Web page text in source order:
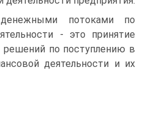
денежными потоками по
- это принятие
решений по поступле­нию в
деятельности и их